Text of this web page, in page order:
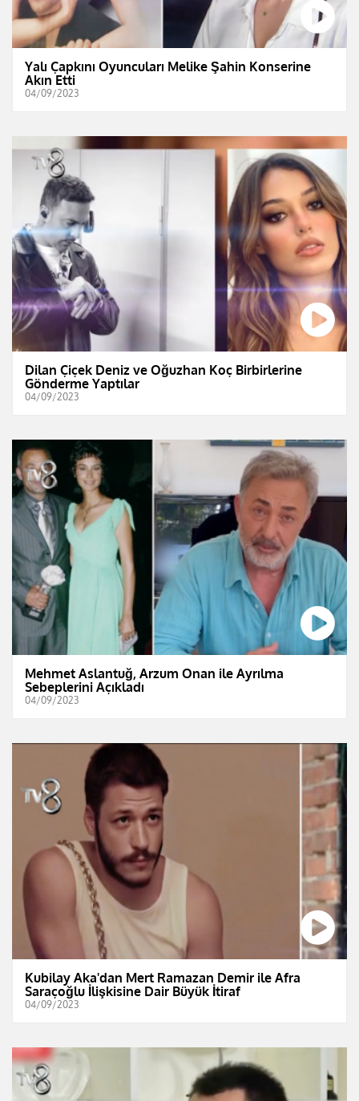
Yalı Çapkını Oyuncuları Melike Şahin Konserine
Akın Etti
04/09/2023
Dilan Çiçek Deniz ve Oğuzhan Koç Birbirlerine
Gönderme Yaptılar
04/09/2023
Mehmet Aslantuğ, Arzum Onan ile Ayrılma
Sebeplerini Açıkladı
04/09/2023
Kubilay Aka'dan Mert Ramazan Demir ile Afra
Saraçoğlu İlişkisine Dair Büyük İtiraf
04/09/2023